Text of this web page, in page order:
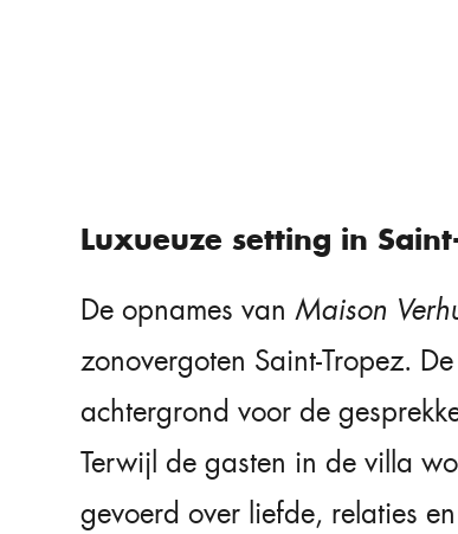
Luxueuze setting in
De opnames van Maison
zonovergoten Saint-Tropez.
achtergrond voor de
Terwijl de gasten in de villa
gevoerd over liefde, relaties